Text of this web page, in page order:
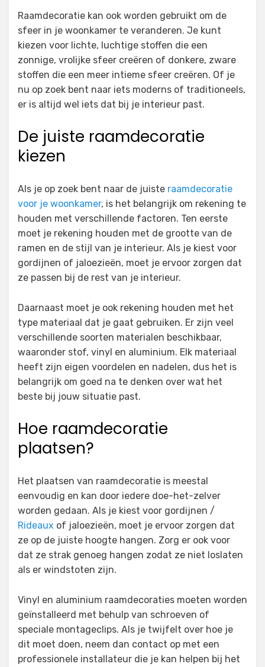
Raamdecoratie kan ook worden gebruikt om de
sfeer in je woonkamer te veranderen. Je kunt
kiezen voor lichte, luchtige stoffen die een
zonnige, vrolijke sfeer creëren of donkere, zware
stoffen die een meer intieme sfeer creëren. Of je
nu op zoek bent naar iets moderns of traditioneels,
er is altijd wel iets dat bij je interieur past.
De juiste raamdecoratie
kiezen
Als je op zoek bent naar de juiste raamdecoratie
voor je woonkamer, is het belangrijk om rekening te
houden met verschillende factoren. Ten eerste
moet je rekening houden met de grootte van de
ramen en de stijl van je interieur. Als je kiest voor
gordijnen of jaloezieën, moet je ervoor zorgen dat
ze passen bij de rest van je interieur.
Daarnaast moet je ook rekening houden met het
type materiaal dat je gaat gebruiken. Er zijn veel
verschillende soorten materialen beschikbaar,
waaronder stof, vinyl en aluminium. Elk materiaal
heeft zijn eigen voordelen en nadelen, dus het is
belangrijk om goed na te denken over wat het
beste bij jouw situatie past.
Hoe raamdecoratie
plaatsen?
Het plaatsen van raamdecoratie is meestal
eenvoudig en kan door iedere doe-het-zelver
worden gedaan. Als je kiest voor gordijnen /
Rideaux of jaloezieën, moet je ervoor zorgen dat
ze op de juiste hoogte hangen. Zorg er ook voor
dat ze strak genoeg hangen zodat ze niet loslaten
als er windstoten zijn.
Vinyl en aluminium raamdecoraties moeten worden
geïnstalleerd met behulp van schroeven of
speciale montageclips. Als je twijfelt over hoe je
dit moet doen, neem dan contact op met een
professionele installateur die je kan helpen bij het